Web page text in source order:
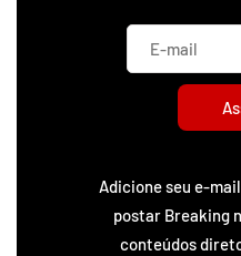
Adicione seu e-
postar Breaking
conteúdos